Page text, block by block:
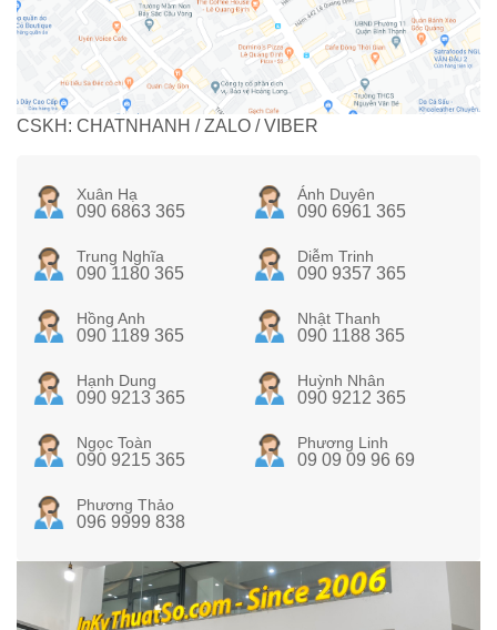
CSKH: CHATNHANH / ZALO / VIBER
Xuân Hạ
090 6863 365
Ánh Duyên
090 6961 365
Trung Nghĩa
090 1180 365
Diễm Trinh
090 9357 365
Hồng Anh
090 1189 365
Nhật Thanh
090 1188 365
Hạnh Dung
090 9213 365
Huỳnh Nhân
090 9212 365
Ngọc Toàn
090 9215 365
Phương Linh
09 09 09 96 69
Phương Thảo
096 9999 838